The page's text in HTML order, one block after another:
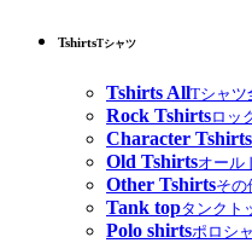
TshirtsTシャツ
Tshirts AllTシャツ
Rock Tshirtsロッ
Character Tshirts
Old Tshirtsオール
Other Tshirtsその
Tank topタンクト
Polo shirtsポロシ